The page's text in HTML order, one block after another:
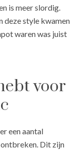
is meer slordig.
deze style kwamen
waren was juist
voor
een aantal
Dit zijn